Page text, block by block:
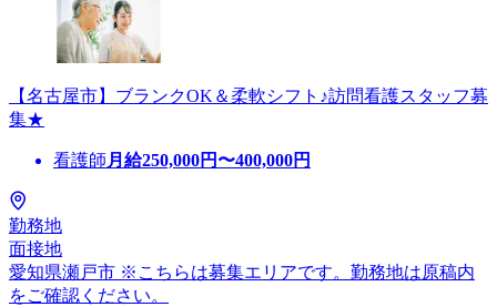
【名古屋市】ブランクOK＆柔軟シフト♪訪問看護スタッフ募
集★
看護師 月給250,000円〜400,000円
勤務地
面接地
愛知県瀬戸市 ※こちらは募集エリアです。勤務地は原稿内
をご確認ください。